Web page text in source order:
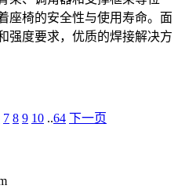
座椅的安全性与使用寿命。面
强度要求，优质的焊接解决方
7 8 9 10 ..64 下一页